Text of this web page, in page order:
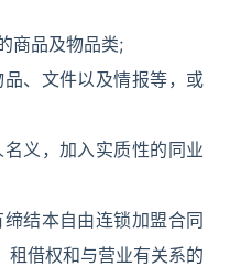
商品及物品类;
、文件以及情报等，或
义，加入实质性的同业
结本自由连锁加盟合同
租借权和与营业有关系的